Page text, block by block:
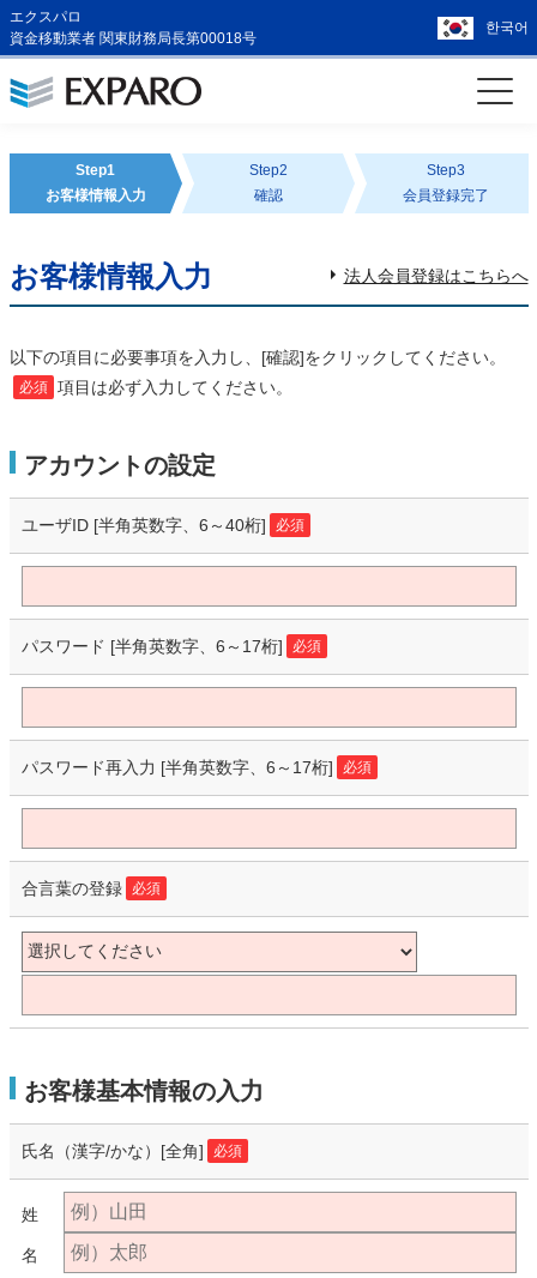
エクスパロ
資金移動業者 関東財務局長第00018号
한국어
Step1
お客様情報入力
Step2
確認
Step3
会員登録完了
お客様情報入力 法人会員登録はこちらへ
以下の項目に必要事項を入力し、[確認]をクリックしてください。
必須 項目は必ず入力してください。
アカウントの設定
ユーザID[半角英数字、6～40桁] 必須
パスワード [半角英数字、6～17桁] 必須
パスワード再入力 [半角英数字、6～17桁] 必須
合言葉の登録 必須
お客様基本情報の入力
氏名（漢字/かな） [全角] 必須
姓
名